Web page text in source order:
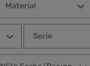
Material
Serie